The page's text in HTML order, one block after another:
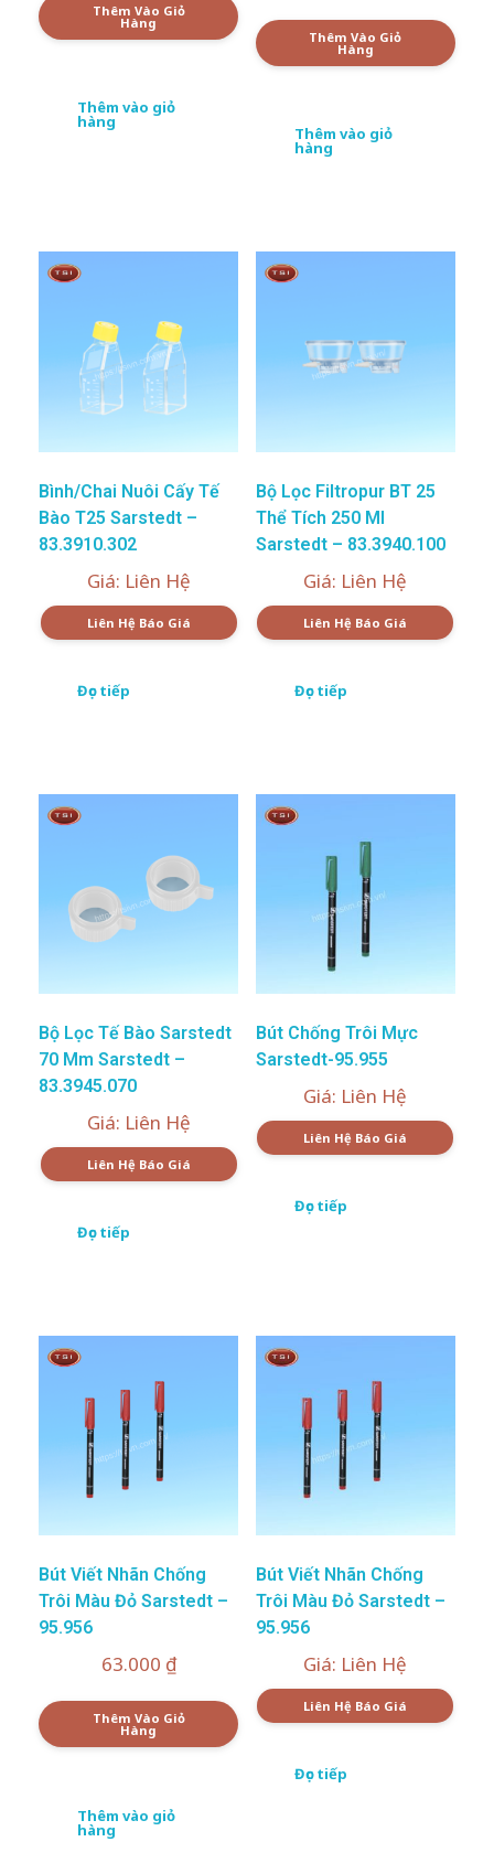
Thêm Vào Giỏ
Hàng
Thêm vào giỏ
hàng
Thêm Vào Giỏ
Hàng
Thêm vào giỏ
hàng
Bình/Chai Nuôi Cấy Tế
Bào T25 Sarstedt –
83.3910.302
Giá: Liên Hệ
Liên Hệ Báo Giá
Đọc tiếp
Bộ Lọc Filtropur BT 25
Thể Tích 250 Ml
Sarstedt – 83.3940.100
Giá: Liên Hệ
Liên Hệ Báo Giá
Đọc tiếp
Bộ Lọc Tế Bào Sarstedt
70 Μm Sarstedt –
83.3945.070
Giá: Liên Hệ
Liên Hệ Báo Giá
Đọc tiếp
Bút Chống Trôi Mực
Sarstedt-95.955
Giá: Liên Hệ
Liên Hệ Báo Giá
Đọc tiếp
Bút Viết Nhãn Chống
Trôi Màu Đỏ Sarstedt –
95.956
63.000 ₫
Thêm Vào Giỏ
Hàng
Thêm vào giỏ
hàng
Bút Viết Nhãn Chống
Trôi Màu Đỏ Sarstedt –
95.956
Giá: Liên Hệ
Liên Hệ Báo Giá
Đọc tiếp